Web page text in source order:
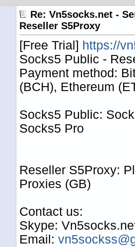
Re: Vn5socks.net -
Reseller S5Proxy
[Free Trial] https://
Socks5 Public -
Payment method:
(BCH), Ethereum
Socks5 Public:
Socks5 Pro
Reseller S5Proxy:
Proxies (GB)
Contact us:
Skype:
Email: